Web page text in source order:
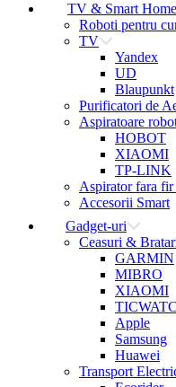
TV & Smart Home
Roboti pentru
TV
Yandex
UD
Blaupunkt
Purificatori de
Aspiratoare
HOBOT
XIAOMI
TP-LINK
Aspirator fara fir
Accesorii Smart
Gadget-uri
Ceasuri &
GARMIN
MIBRO
XIAOMI
Apple
Samsung
Huawei
Transport